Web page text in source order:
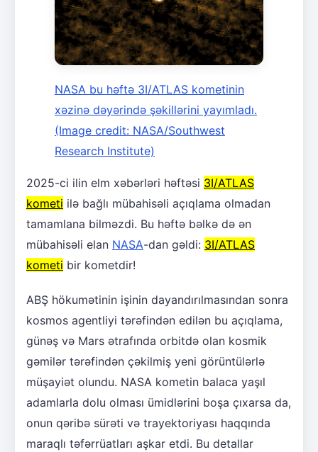
NASA bu həftə 3I/ATLAS kometinin
xəzinə dəyərində şəkillərini yayımladı.
(Image credit: NASA/Southwest
Research Institute)
2025-ci ilin elm xəbərləri həftəsi 3I/ATLAS
kometi ilə bağlı mübahisəli açıqlama olmadan
tamamlana bilməzdi. Bu həftə bəlkə də ən
mübahisəli elan NASA-dan gəldi: 3I/ATLAS
kometi bir kometdir!
ABŞ hökumətinin işinin dayandırılmasından sonra
kosmos agentliyi tərəfindən edilən bu açıqlama,
günəş və Mars ətrafında orbitdə olan kosmik
gəmilər tərəfindən çəkilmiş yeni görüntülərlə
müşayiət olundu. NASA kometin balaca yaşıl
adamlarla dolu olması ümidlərini boşa çıxarsa da,
onun qəribə sürəti və trayektoriyası haqqında
maraqlı təfərrüatları aşkar etdi. Bu detallar